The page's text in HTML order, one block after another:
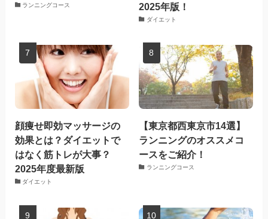
ランニングコース
2025年版！
ダイエット
顔痩せ即効マッサージの
効果とは？ダイエットで
はなく筋トレが大事？
2025年度最新版
ダイエット
【東京都西東京市14選】
ランニングのオススメコ
ースをご紹介！
ランニングコース